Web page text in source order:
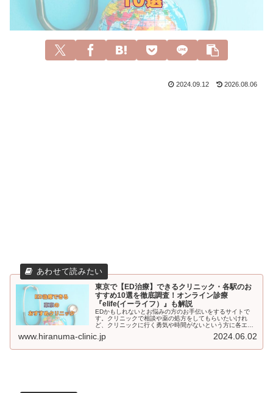
2024.09.12 2026.08.06
東京で【ED治療】できるクリニック・各駅のお
すすめ10選を徹底調査！オンライン診療
『elife(イーライフ）』も解説
EDかもしれないとお悩みの方のお手伝いをするサイトで
す。クリニックで相談や薬の処方をしてもらいたいけれ
ど、クリニックに行く勇気や時間がないという方に各エリ
ある方はオンラインクリニックもおススメしています。
www.hiranuma-clinic.jp 2024.06.02